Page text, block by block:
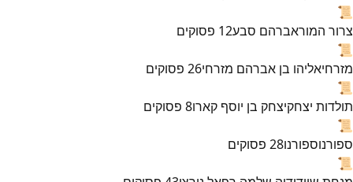
📜
צרור המוראברהם סבע12 פסוקים
📜
מזרחיאליהו בן אברהם מזרחי26 פסוקים
📜
תולדות יצחקיצחק בן יוסף קארו8 פסוקים
📜
ספורנוספורנו28 פסוקים
📜